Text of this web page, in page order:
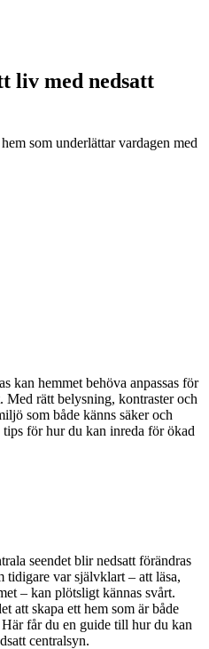
liv med nedsatt
som underlättar vardagen med
kan hemmet behöva anpassas för
Med rätt belysning, kontraster och
som både känns säker och
för hur du kan inreda för ökad
seendet blir nedsatt förändras
tidigare var självklart – att läsa,
– kan plötsligt kännas svårt.
att skapa ett hem som är både
får du en guide till hur du kan
centralsyn.